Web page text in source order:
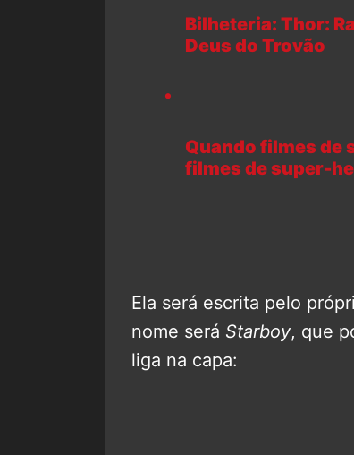
Bilheteria: Thor:
Deus do Trovão
Quando filmes de
filmes de super-
Ela será escrita pelo
nome será Starboy, que
liga na capa: